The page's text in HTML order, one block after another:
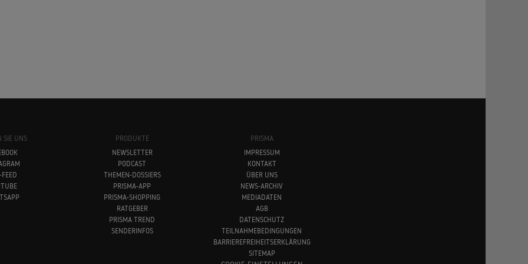
SIE UNS
FEED
PRODUKTE
NEWSLETTER
PODCAST
THEMEN-DOSSIERS
PRISMA-APP
PRISMA-SHOPPING
RATGEBER
PRISMA TREND
SENDERINFOS
PRISMA
IMPRESSUM
KONTAKT
ÜBER UNS
NEWS-ARCHIV
MEDIADATEN
AGB
DATENSCHUTZ
TEILNAHMEBEDINGUNGEN
BARRIEREFREIHEITSERKLÄRUNG
SITEMAP